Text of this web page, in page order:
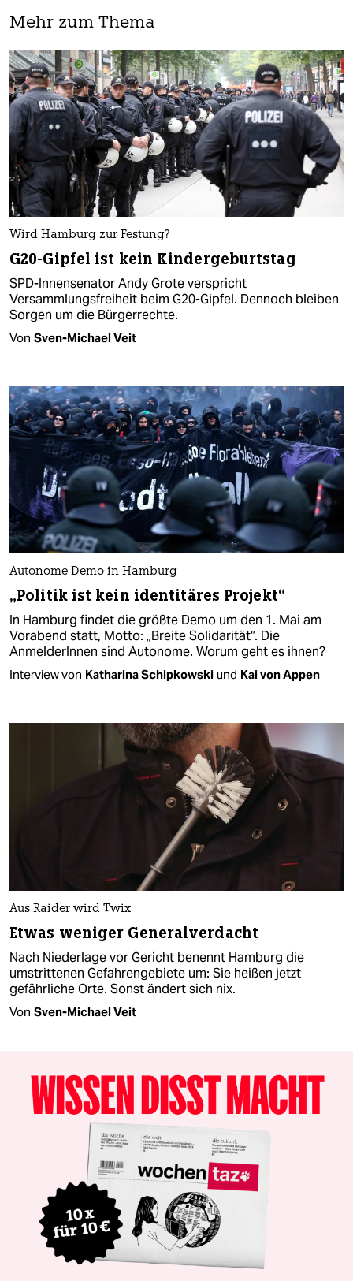
Mehr zum Thema
Wird Hamburg zur Festung?
G20-Gipfel ist kein Kindergeburtstag
SPD-Innensenator Andy Grote verspricht
Versammlungsfreiheit beim G20-Gipfel. Dennoch bleiben
Sorgen um die Bürgerrechte.
Von Sven-Michael Veit
Autonome Demo in Hamburg
„Politik ist kein identitäres Projekt“
In Hamburg findet die größte Demo um den 1. Mai am
Vorabend statt, Motto: „Breite Solidarität“. Die
AnmelderInnen sind Autonome. Worum geht es ihnen?
Interview von Katharina Schipkowski und Kai von Appen
Aus Raider wird Twix
Etwas weniger Generalverdacht
Nach Niederlage vor Gericht benennt Hamburg die
umstrittenen Gefahrengebiete um: Sie heißen jetzt
gefährliche Orte. Sonst ändert sich nix.
Von Sven-Michael Veit